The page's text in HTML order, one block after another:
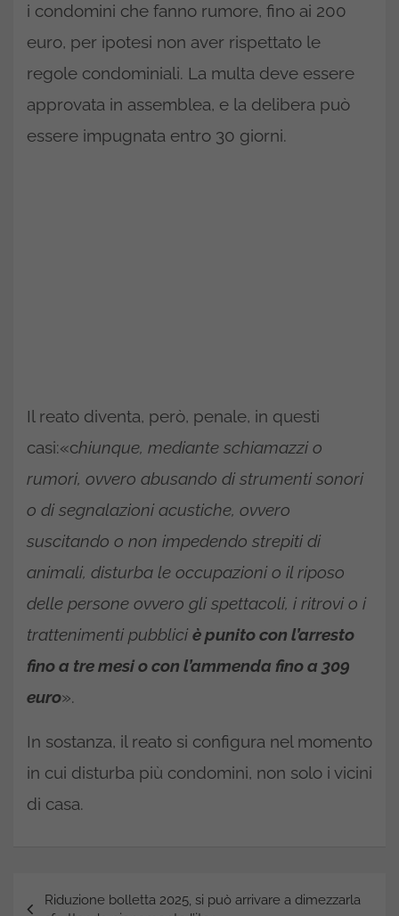
i condomini che fanno rumore, fino ai 200
euro, per ipotesi non aver rispettato le
regole condominiali. La multa deve essere
approvata in assemblea, e la delibera può
essere impugnata entro 30 giorni.
Il reato diventa, però, penale, in questi
casi:«chiunque, mediante schiamazzi o
rumori, ovvero abusando di strumenti sonori
o di segnalazioni acustiche, ovvero
suscitando o non impedendo strepiti di
animali, disturba le occupazioni o il riposo
delle persone ovvero gli spettacoli, i ritrovi o i
trattenimenti pubblici è punito con l’arresto
fino a tre mesi o con l’ammenda fino a 309
euro».
In sostanza, il reato si configura nel momento
in cui disturba più condomini, non solo i vicini
di casa.
Navigazione
Riduzione bolletta 2025, si può arrivare a dimezzarla